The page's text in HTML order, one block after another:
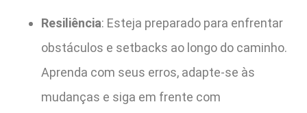
Resiliência: Esteja preparado para enfrentar
obstáculos e setbacks ao longo do caminho.
Aprenda com seus erros, adapte-se às
mudanças e siga em frente com